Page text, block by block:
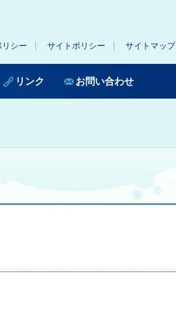
リンク お問い合わせ
シー サイトポリシー サイトマップ